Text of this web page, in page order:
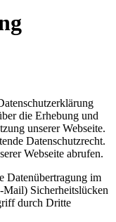
die Erhebung und
unserer Webseite.
Datenschutzrecht.
Webseite abrufen.
Datenübertragung im
Sicherheitslücken
durch Dritte